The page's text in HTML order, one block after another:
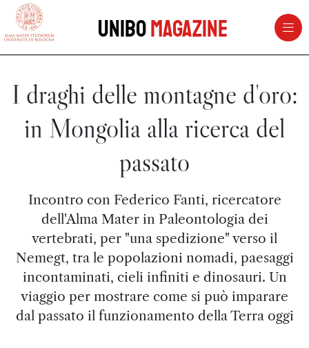
vai al contenuto della pagina
UniboMagazine
I draghi delle montagne d'oro:
in Mongolia alla ricerca del
passato
Incontro con Federico Fanti, ricercatore
dell'Alma Mater in Paleontologia dei
vertebrati, per "una spedizione" verso il
Nemegt, tra le popolazioni nomadi, paesaggi
incontaminati, cieli infiniti e dinosauri. Un
viaggio per mostrare come si può imparare
dal passato il funzionamento della Terra oggi